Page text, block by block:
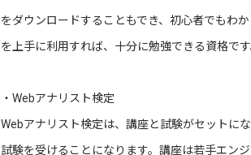
をダウンロードすることもでき、初心者でもわ
を上手に利用すれば、十分に勉強できる資格で
・Webアナリスト検定
Webアナリスト検定は、講座と試験がセットに
試験を受けることになります。講座は若手エン